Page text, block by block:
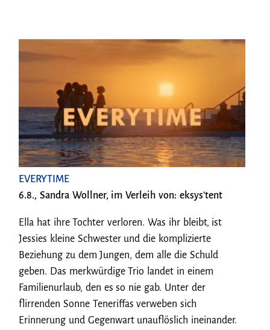
EVERYTIME
6.8., Sandra Wollner, im Verleih von: eksys'tent
Ella hat ihre Tochter verloren. Was ihr bleibt, ist
Jessies kleine Schwester und die komplizierte
Beziehung zu dem Jungen, dem alle die Schuld
geben. Das merkwürdige Trio landet in einem
Familienurlaub, den es so nie gab. Unter der
flirrenden Sonne Teneriffas verweben sich
Erinnerung und Gegenwart unauflöslich ineinander.